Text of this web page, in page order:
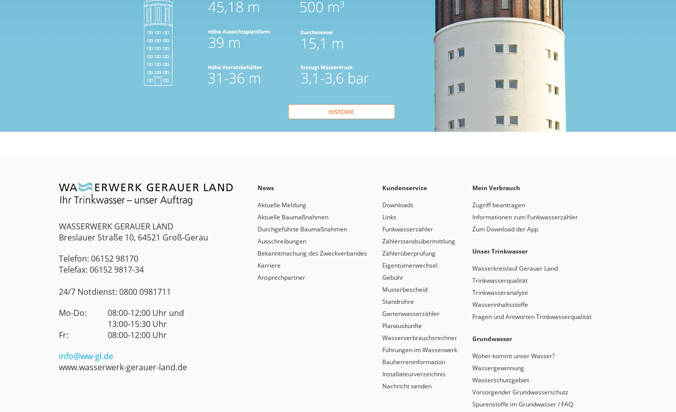
WASSERWERK GERAUER LAND
Breslauer Straße 10, 64521 Groß-Gerau
Telefon: 06152 98170
Telefax: 06152 9817-34
24/7 Notdienst: 0800 0981711
Mo-Do:
08:00-12:00 Uhr und
13:00-15:30 Uhr
Fr:
08:00-12:00 Uhr
info@ww-gl.de
www.wasserwerk-gerauer-land.de
News
Aktuelle Meldung
Aktuelle Baumaßnahmen
Durchgeführte Baumaßnahmen
Ausschreibungen
Bekanntmachung des Zweckverbandes
Karriere
Ansprechpartner
Kundenservice
Downloads
Links
Funkwasserzähler
Zählerstandsübermittlung
Zählerüberprüfung
Eigentümerwechsel
Gebühr
Musterbescheid
Standrohre
Gartenwasserzähler
Planauskünfte
Wasserverbrauchsrechner
Führungen im Wasserwerk
Bauherreninformation
Installateurverzeichnis
Nachricht senden
Mein Verbrauch
Zugriff beantragen
Informationen zum Funkwasserzähler
Zum Download der App
Unser Trinkwasser
Wasserkreislauf Gerauer Land
Trinkwasserqualität
Trinkwasseranalyse
Wasserinhaltsstoffe
Fragen und Antworten Trinkwasserqualität
Grundwasser
Woher kommt unser Wasser?
Wassergewinnung
Wasserschutzgebiet
Vorsorgender Grundwasserschutz
Spurenstoffe im Grundwasser / FAQ